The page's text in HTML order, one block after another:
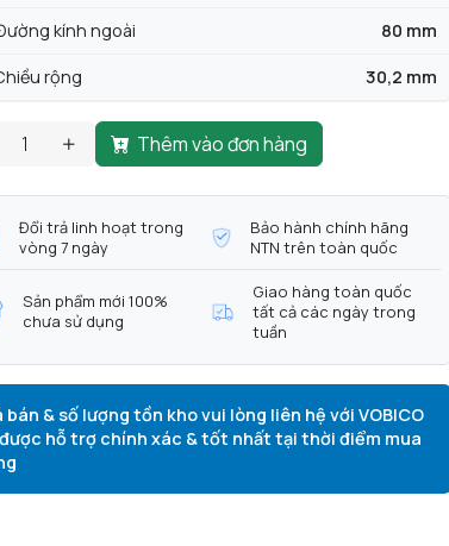
kính ngoài 80 mm
rộng 30,2 mm
Thêm vào đơn hàng
Đổi trả linh hoạt trong
vòng 7 ngày
Bảo hành chính hãng
NTN trên toàn quốc
Sản phẩm mới 100%
chưa sử dụng
Giao hàng toàn quốc
tất cả các ngày trong
tuần
bán & số lượng tồn kho vui lòng liên hệ với VOBICO
hỗ trợ chính xác & tốt nhất tại thời điểm mua